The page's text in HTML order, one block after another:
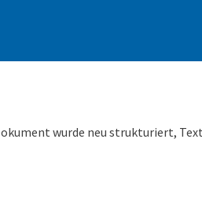
wurde neu strukturiert,